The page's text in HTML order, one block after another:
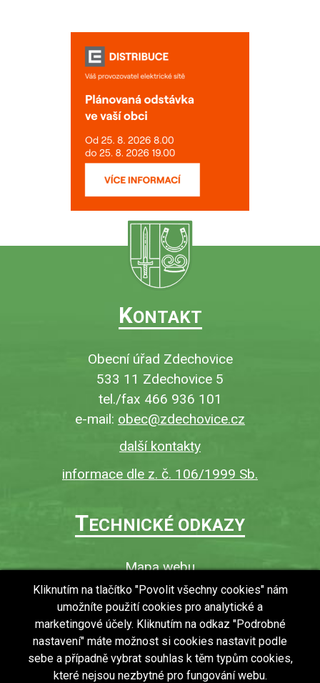
KONTAKT
Obecní úřad Zdechovice
533 11 Zdechovice 5
tel./fax 466 936 101
e-mail: obec@zdechovice.cz
další kontakty
informace dle z. č. 106/1999 Sb.
TECHNICKÉ ODKAZY
Mapa webu
O webu
Povinně zveřejňované informace
Ochrana osobních údajů (GDPR)
Vyhledávání
Kliknutím na tlačítko "Povolit všechny cookies" nám
umožníte použití cookies pro analytické a
marketingové účely. Kliknutím na odkaz "Podrobné
nastavení" máte možnost si cookies nastavit podle
sebe a případně vybrat souhlas k těm typům cookies,
které nejsou nezbytné pro fungování webu.